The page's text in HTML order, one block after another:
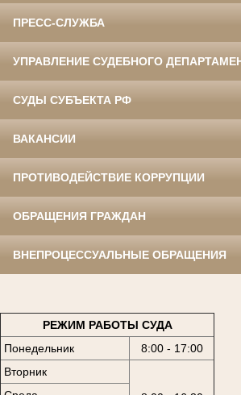
ПРЕСС-СЛУЖБА
УПРАВЛЕНИЕ СУДЕБНОГО
СУДЫ СУБЪЕКТА РФ
ВАКАНСИИ
ПРОТИВОДЕЙСТВИЕ КОРРУПЦИИ
ОБРАЩЕНИЯ ГРАЖДАН
ВНЕПРОЦЕССУАЛЬНЫЕ ОБРАЩЕНИЯ
РЕЖИМ РАБОТЫ СУДА
Понедельник
8:00 - 17:00
Вторник